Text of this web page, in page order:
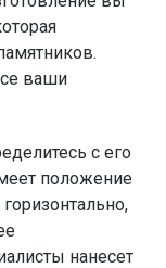
ваши
с его
положение
нанесет